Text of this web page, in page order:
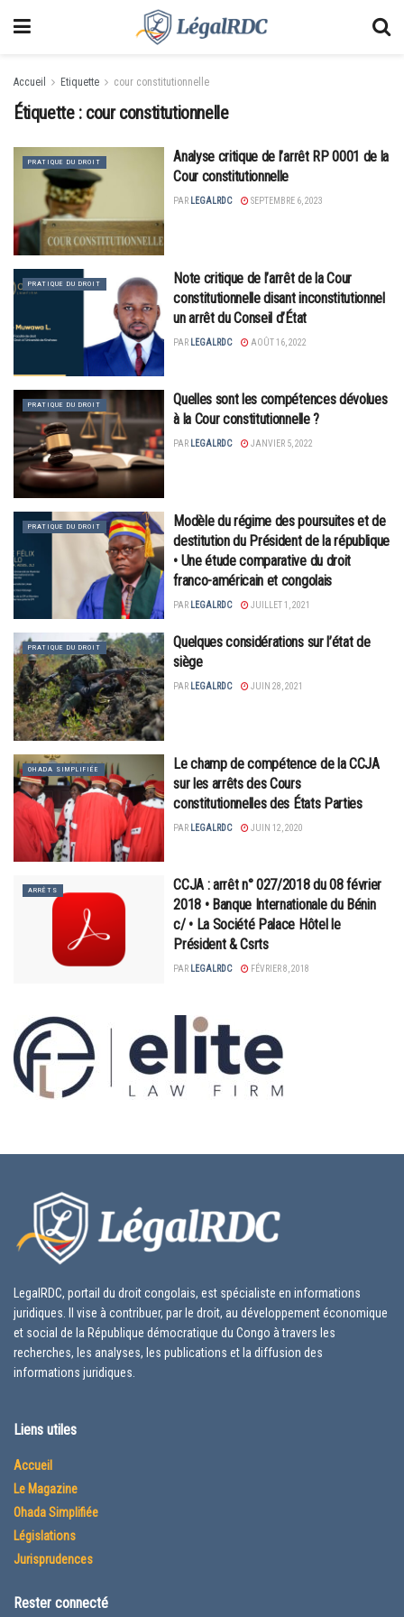
Accueil Etiquette cour constitutionnelle
Étiquette : cour constitutionnelle
PRATIQUE DU DROIT
Analyse critique de l’arrêt RP 0001 de la
Cour constitutionnelle
PAR LEGALRDC SEPTEMBRE 6, 2023
PRATIQUE DU DROIT
Note critique de l’arrêt de la Cour
constitutionnelle disant inconstitutionnel
un arrêt du Conseil d’État
PAR LEGALRDC AOÛT 16, 2022
PRATIQUE DU DROIT
Quelles sont les compétences dévolues
à la Cour constitutionnelle ?
PAR LEGALRDC JANVIER 5, 2022
PRATIQUE DU DROIT
Modèle du régime des poursuites et de
destitution du Président de la république
• Une étude comparative du droit
franco-américain et congolais
PAR LEGALRDC JUILLET 1, 2021
PRATIQUE DU DROIT
Quelques considérations sur l’état de
siège
PAR LEGALRDC JUIN 28, 2021
OHADA SIMPLIFIÉE
Le champ de compétence de la CCJA
sur les arrêts des Cours
constitutionnelles des États Parties
PAR LEGALRDC JUIN 12, 2020
ARRÊTS
CCJA : arrêt n° 027/2018 du 08 février
2018 • Banque Internationale du Bénin
c/ • La Société Palace Hôtel le
Président & Csrts
PAR LEGALRDC FÉVRIER 8, 2018
LegalRDC, portail du droit congolais, est spécialiste en informations
juridiques. Il vise à contribuer, par le droit, au développement économique
et social de la République démocratique du Congo à travers les
recherches, les analyses, les publications et la diffusion des
informations juridiques.
Liens utiles
Accueil
Le Magazine
Ohada Simplifiée
Législations
Jurisprudences
Rester connecté